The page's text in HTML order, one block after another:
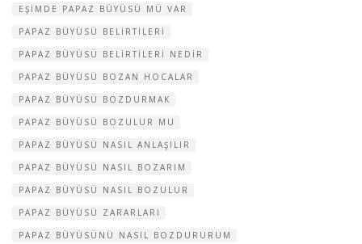
EŞIMDE PAPAZ BÜYÜSÜ MÜ VAR
PAPAZ BÜYÜSÜ BELIRTILERI
PAPAZ BÜYÜSÜ BELIRTILERI NEDIR
PAPAZ BÜYÜSÜ BOZAN HOCALAR
PAPAZ BÜYÜSÜ BOZDURMAK
PAPAZ BÜYÜSÜ BOZULUR MU
PAPAZ BÜYÜSÜ NASIL ANLAŞILIR
PAPAZ BÜYÜSÜ NASIL BOZARIM
PAPAZ BÜYÜSÜ NASIL BOZULUR
PAPAZ BÜYÜSÜ ZARARLARI
PAPAZ BÜYÜSÜNÜ NASIL BOZDURURUM